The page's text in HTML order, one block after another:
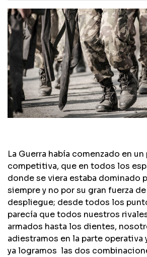
La Guerra había comenzado en un
competitiva, que en todos los
donde se viera estaba dominado
siempre y no por su gran fuerza de
despliegue; desde todos los
parecía que todos nuestros
armados hasta los dientes,
adiestramos en la parte operativa
ya logramos las dos